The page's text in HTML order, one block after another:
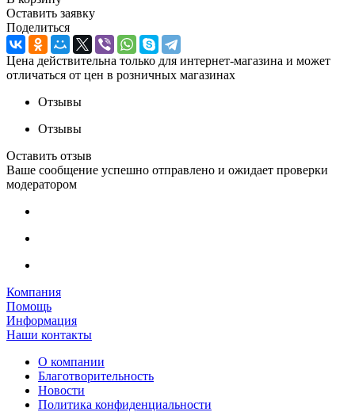
Оставить заявку
Поделиться
Цена действительна только для интернет-магазина и может
отличаться от цен в розничных магазинах
Отзывы
Отзывы
Оставить отзыв
Ваше сообщение успешно отправлено и ожидает проверки
модератором
Компания
Помощь
Информация
Наши контакты
О компании
Благотворительность
Новости
Политика конфиденциальности